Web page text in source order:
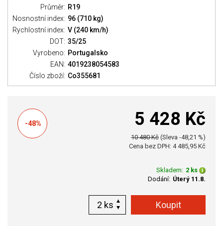
Průměr: R19
Nosnostní index: 96 (710 kg)
Rychlostní index: V (240 km/h)
DOT: 35/25
Vyrobeno: Portugalsko
EAN: 4019238054583
Číslo zboží: Co355681
-48% 5 428 Kč
10 480 Kč (Sleva -48,21 %)
Cena bez DPH: 4 485,95 Kč
Skladem: 2 ks
Dodání: Úterý 11.8.
ks